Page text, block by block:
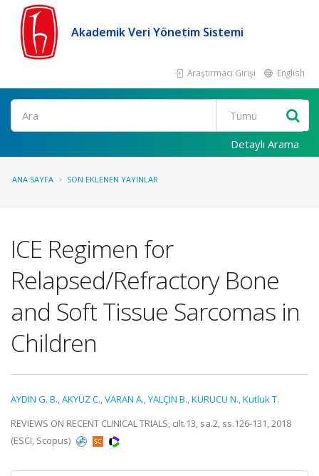
Akademik Veri Yönetim Sistemi
Araştırmacı Girişi English
Ara
Detaylı Arama
ANA SAYFA SON EKLENEN YAYINLAR
ICE Regimen for
Relapsed/Refractory Bone
and Soft Tissue Sarcomas in
Children
AYDIN G. B.,AKYÜZ C.,VARAN A.,YALÇIN B.,KURUCU N.,Kutluk T.
REVIEWS ON RECENT CLINICAL TRIALS, cilt.13, sa.2, ss.126-131, 2018
(ESCI, Scopus)